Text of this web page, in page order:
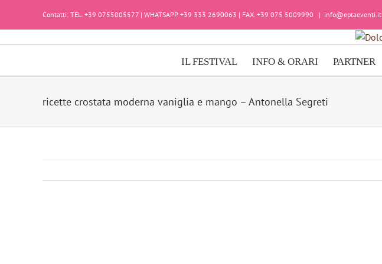
Contatti: TEL. +39 0755005577 | WHATSAPP. +39 333 2690063 | FAX. +39 075 5009990 | info@eptaeventi.it
IL FESTIVAL INFO & ORARI PARTNER
ricette crostata moderna vaniglia e mango – Antonella Segreti